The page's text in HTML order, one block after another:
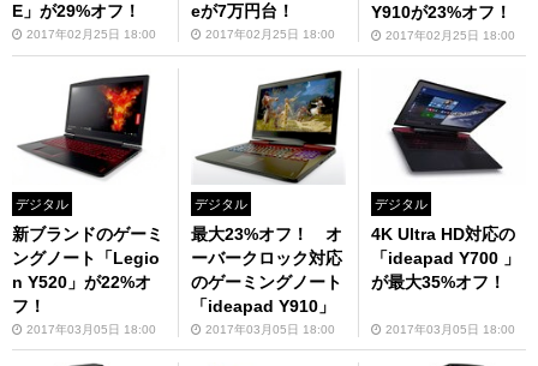
E」が29%オフ！
2017年02月25日 18:00
eが7万円台！
2017年02月25日 18:00
Y910が23%オフ！
2017年02月25日 18:00
デジタル
新ブランドのゲーミ
ングノート「Legio
n Y520」が22%オ
フ！
2017年03月05日 18:00
デジタル
最大23%オフ！ オ
ーバークロック対応
のゲーミングノート
「ideapad Y910」
2017年03月05日 18:00
デジタル
4K Ultra HD対応の
「ideapad Y700 」
が最大35%オフ！
2017年03月05日 18:00